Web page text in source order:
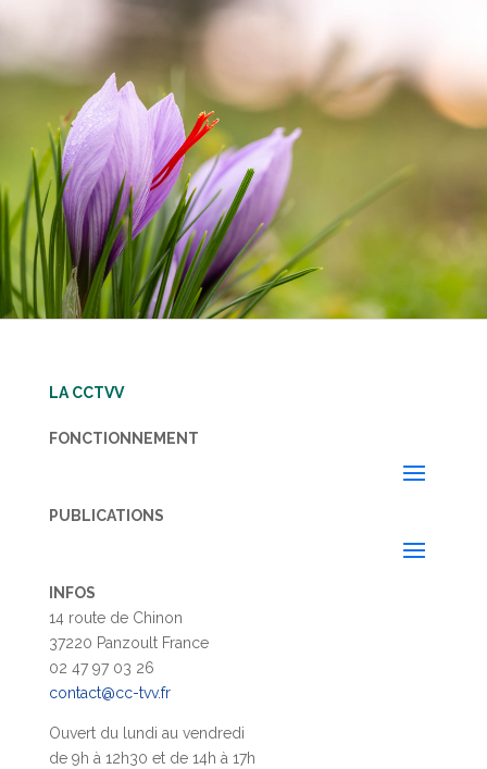
LA CCTVV
FONCTIONNEMENT
PUBLICATIONS
INFOS
14 route de Chinon
37220 Panzoult France
02 47 97 03 26
contact@cc-tvv.fr
Ouvert du lundi au vendredi
de 9h à 12h30 et de 14h à 17h